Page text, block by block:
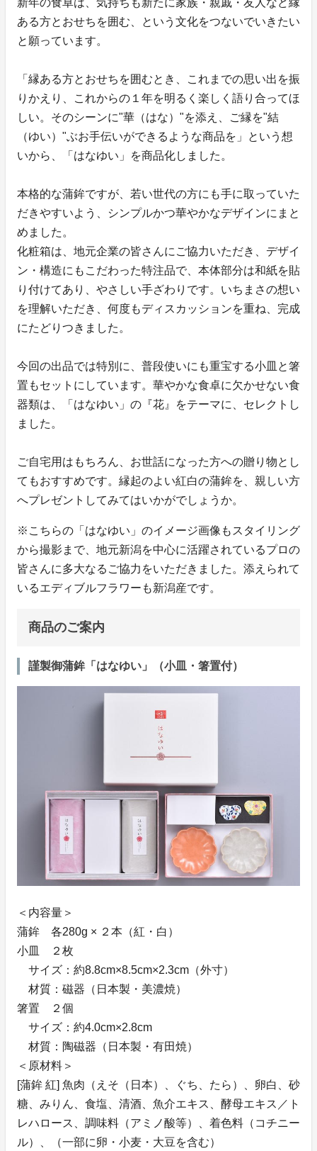
ある方とおせちを囲む、という文化をつないでいきたい
と願っています。
「縁ある方とおせちを囲むとき、これまでの思い出を振
りかえり、これからの１年を明るく楽しく語り合ってほ
しい。そのシーンに"華（はな）"を添え、ご縁を"結
（ゆい）"ぶお手伝いができるような商品を」という想
いから、「はなゆい」を商品化しました。
本格的な蒲鉾ですが、若い世代の方にも手に取っていた
だきやすいよう、シンプルかつ華やかなデザインにまと
めました。
化粧箱は、地元企業の皆さんにご協力いただき、デザイ
ン・構造にもこだわった特注品で、本体部分は和紙を貼
り付けてあり、やさしい手ざわりです。いちまさの想い
を理解いただき、何度もディスカッションを重ね、完成
にたどりつきました。
今回の出品では特別に、普段使いにも重宝する小皿と箸
置もセットにしています。華やかな食卓に欠かせない食
器類は、「はなゆい」の『花』をテーマに、セレクトし
ました。
ご自宅用はもちろん、お世話になった方への贈り物とし
てもおすすめです。縁起のよい紅白の蒲鉾を、親しい方
へプレゼントしてみてはいかがでしょうか。
※こちらの「はなゆい」のイメージ画像もスタイリング
から撮影まで、地元新潟を中心に活躍されているプロの
皆さんに多大なるご協力をいただきました。添えられて
いるエディブルフラワーも新潟産です。
商品のご案内
謹製御蒲鉾「はなゆい」（小皿・箸置付）
＜内容量＞
蒲鉾 各280g × ２本（紅・白）
小皿 ２枚
サイズ：約8.8cm×8.5cm×2.3cm（外寸）
材質：磁器（日本製・美濃焼）
箸置 ２個
サイズ：約4.0cm×2.8cm
材質：陶磁器（日本製・有田焼）
＜原材料＞
[蒲鉾 紅] 魚肉（えそ（日本）、ぐち、たら）、卵白、砂
糖、みりん、食塩、清酒、魚介エキス、酵母エキス／ト
レハロース、調味料（アミノ酸等）、着色料（コチニー
ル）、（一部に卵・小麦・大豆を含む）